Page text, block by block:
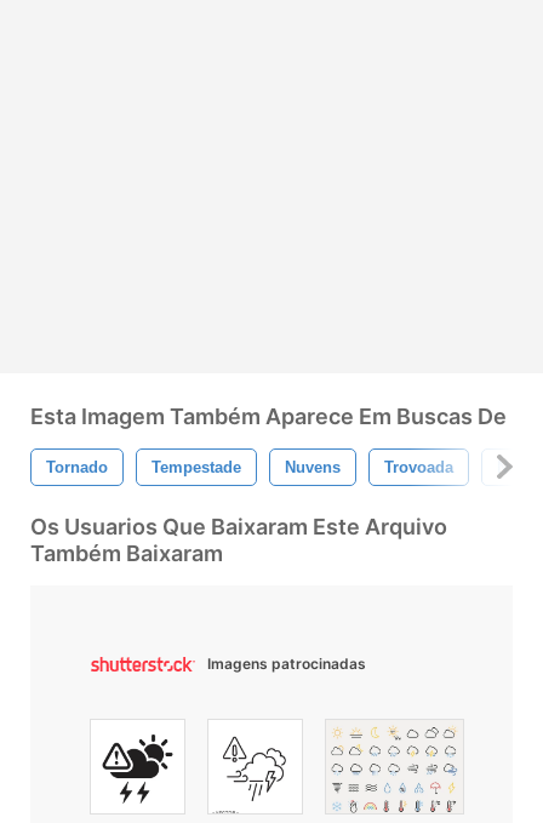
Esta Imagem Também Aparece Em Buscas De
Tornado Tempestade Nuvens Trovoada
Os Usuarios Que Baixaram Este Arquivo
Também Baixaram
Imagens patrocinadas